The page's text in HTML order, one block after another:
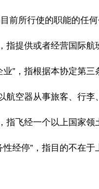
所行使的职能的任何
提供或者经营国际航
，指根据本协定第三
空器从事旅客、行李
飞经一个以上国家领
经停”，指目的不在于